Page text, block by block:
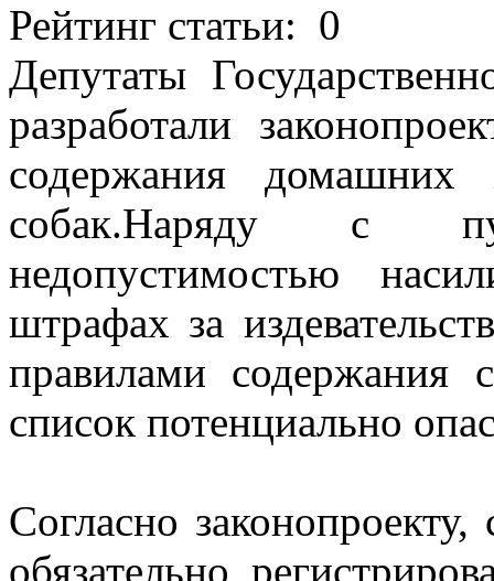
Рейтинг статьи: 0
Депутаты
разработали
содержания
собак.Наряду с
недопустимостью
штрафах за
правилами содержания
список потенциально
Согласно
обязательно